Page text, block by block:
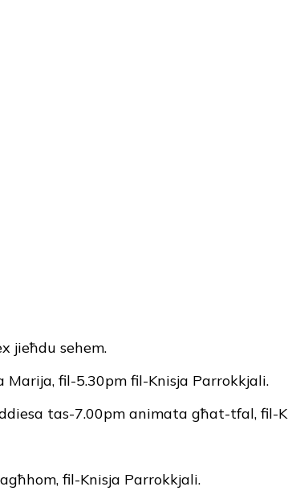
jieħdu sehem.
fil-5.30pm fil-Knisja Parrokkjali.
tas-7.00pm animata għat-tfal, fil-
fil-Knisja Parrokkjali.